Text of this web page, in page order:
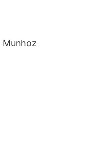
Munhoz